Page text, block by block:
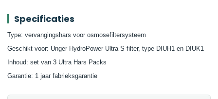
Specificaties
Type: vervangingshars voor osmosefiltersysteem
Geschikt voor: Unger HydroPower Ultra S filter, type DIUH1 en DIUK1
Inhoud: set van 3 Ultra Hars Packs
Garantie: 1 jaar fabrieksgarantie